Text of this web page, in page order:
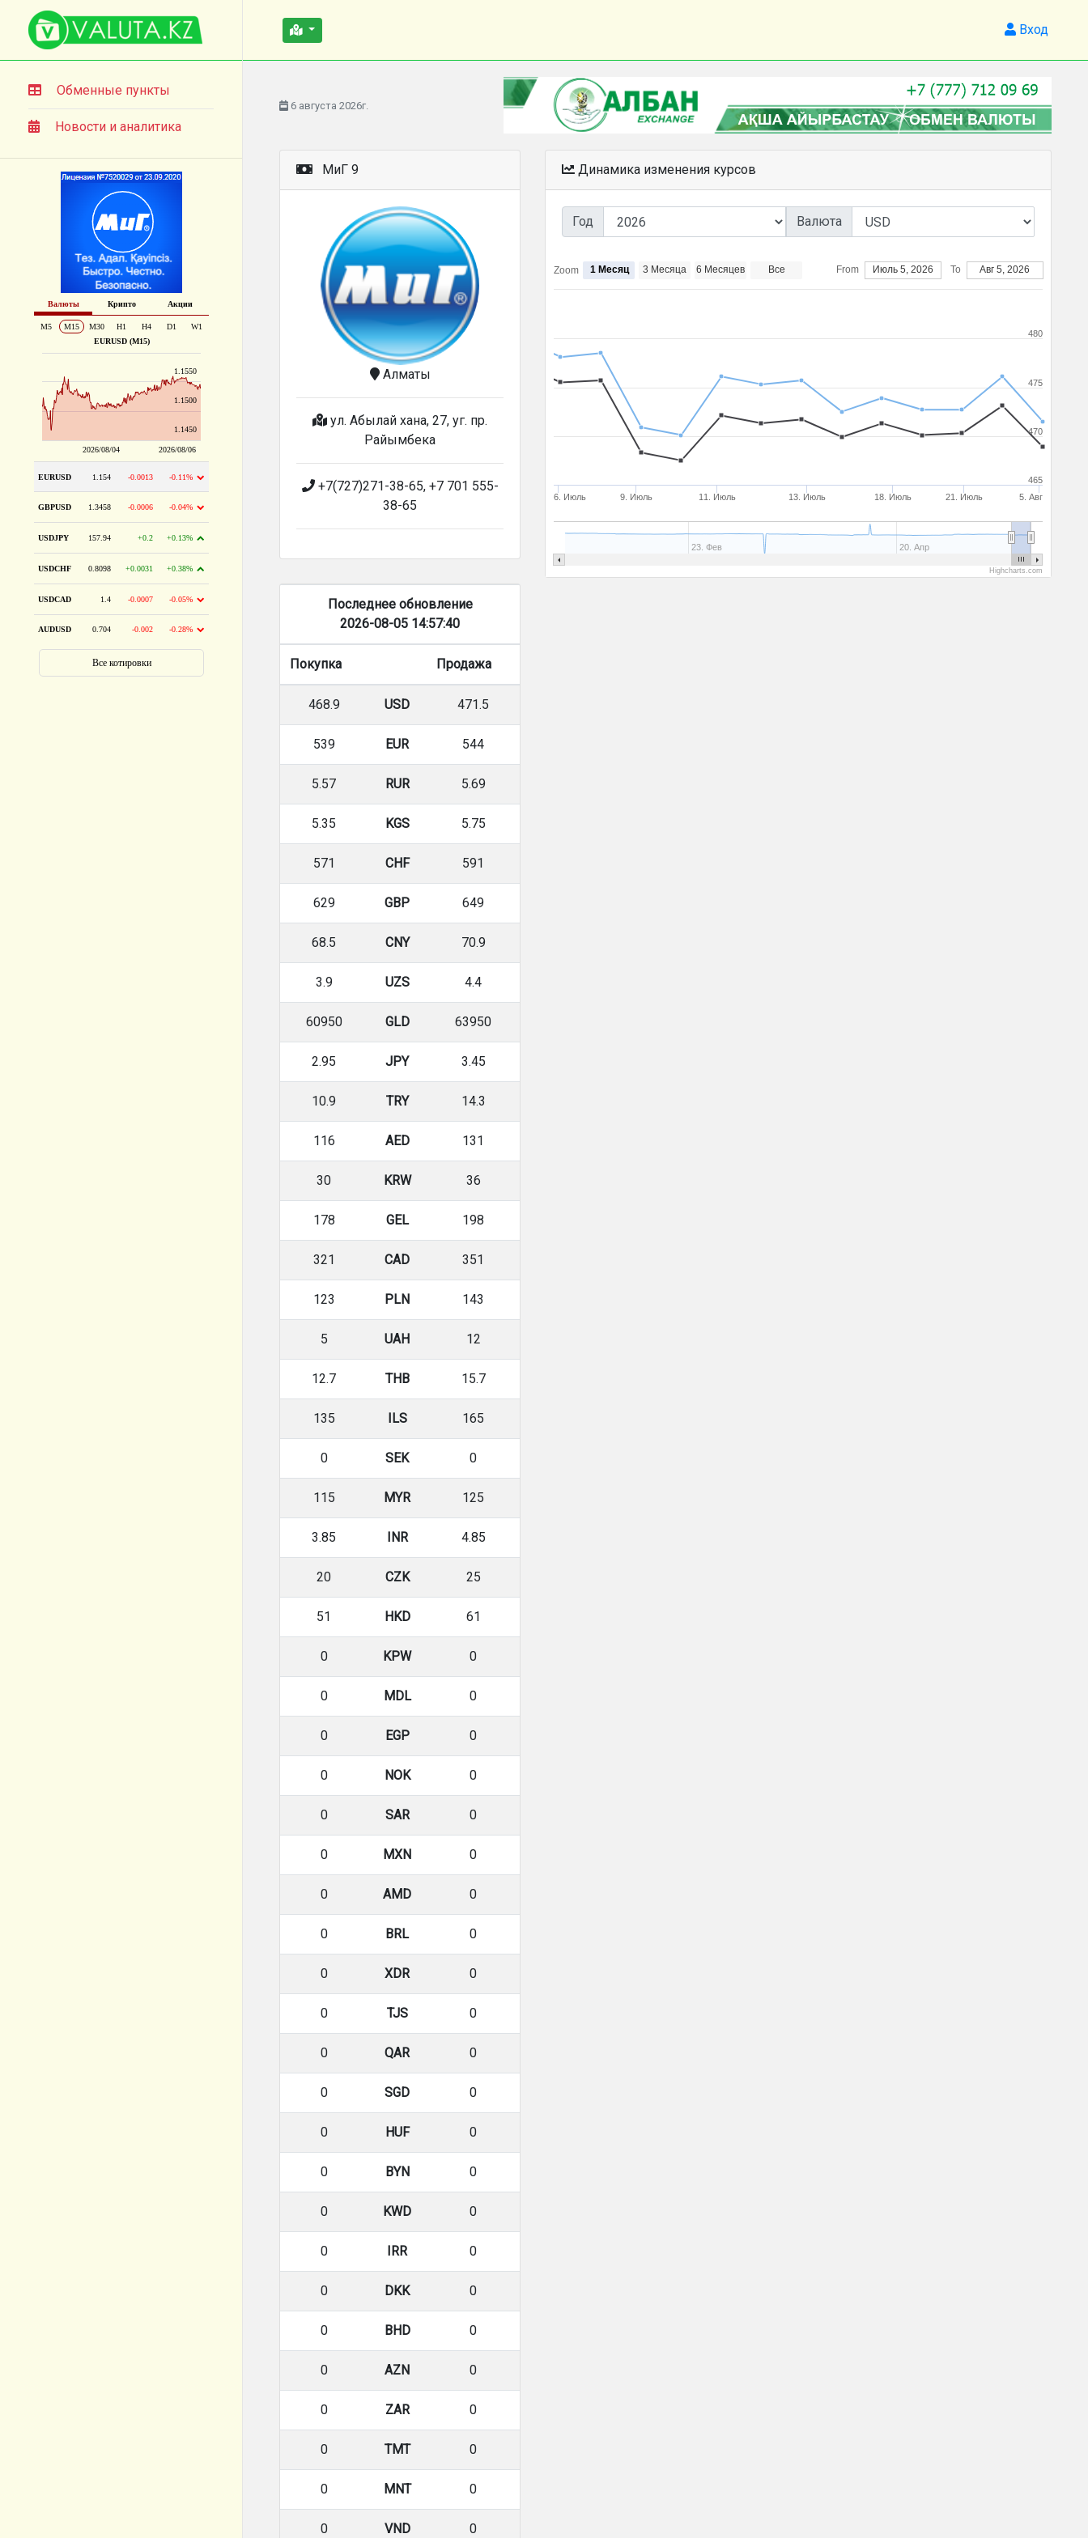
Вход
Обменные пункты
Новости и аналитика
6 августа 2026г.
МиГ 9
Алматы
ул. Абылай хана, 27, уг. пр.
Райымбека
+7(727)271-38-65, +7 701 555-
38-65
Последнее обновление
2026-08-05 14:57:40
Покупка Продажа
468.9 USD 471.5
539 EUR 544
5.57 RUR 5.69
5.35 KGS 5.75
571 CHF 591
629 GBP 649
68.5 CNY 70.9
3.9 UZS 4.4
60950 GLD 63950
2.95 JPY 3.45
10.9 TRY 14.3
116 AED 131
30 KRW 36
178 GEL 198
321 CAD 351
123 PLN 143
5 UAH 12
12.7 THB 15.7
135 ILS 165
0 SEK 0
115 MYR 125
3.85 INR 4.85
20 CZK 25
51 HKD 61
0 KPW 0
0 MDL 0
0 EGP 0
0 NOK 0
0 SAR 0
0 MXN 0
0 AMD 0
0 BRL 0
0 XDR 0
0 TJS 0
0 QAR 0
0 SGD 0
0 HUF 0
0 BYN 0
0 KWD 0
0 IRR 0
0 DKK 0
0 BHD 0
0 AZN 0
0 ZAR 0
0 TMT 0
0 MNT 0
0 VND 0
Динамика изменения курсов
Год Валюта
Zoom 1 Месяц 3 Месяца 6 Месяцев Все From Июль 5, 2026 To Авг 5, 2026
6. Июль 9. Июль 11. Июль 13. Июль 18. Июль 21. Июль 5. Авг
23. Фев 20. Апр
465
470
475
480
Highcharts.com